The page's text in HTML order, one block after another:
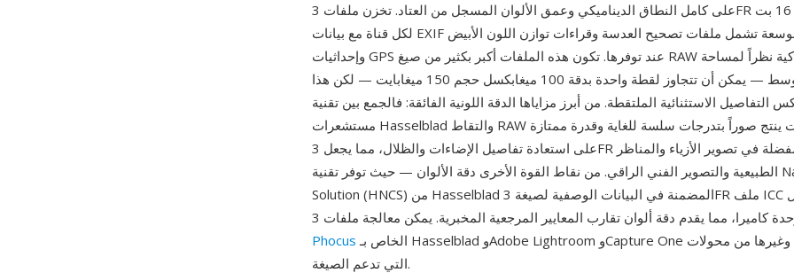
على كامل النطاق الديناميكي وعمق الألوان المسجل من العتاد. تخزن ملفات 3FR بيانات بعمق 16 بت
لكل قناة مع بيانات EXIF وصفية موسعة تشمل ملفات تصحيح العدسة وقراءات توازن اللون الأبيض
وإحداثيات GPS عند توفرها. تكون هذه الملفات أكبر بكثير من صيغ RAW الاستهلاكية نظراً لمساحة
المستشعر المتوسط — يمكن أن تتجاوز لقطة واحدة بدقة 100 ميغابكسل حجم 150 ميغابايت — لكن هذا
التفاصيل الاستثنائية الملتقطة. من أبرز مزاياها الدقة اللونية الفائقة: فالجمع بين تقنية
مستشعرات Hasselblad والتقاط RAW بعمق 16 بت ينتج صوراً بتدرجات سلسة للغاية وقدرة ممتازة
على استعادة تفاصيل الإضاءات والظلال، مما يجعل 3FR الصيغة المفضلة في تصوير الأزياء والمناظر
الطبيعية والتصوير الفني الراقي. من نقاط القوة الأخرى دقة الألوان — حيث توفر تقنية Natural Color
Solution (HNCS) من Hasselblad المضمنة في البيانات الوصفية لصيغة 3FR ملف ICC مخصصاً لكل
Phocus الخاص بـ Hasselblad وAdobe Lightroom وCapture One وغيرها من محولات RAW الرئيسية
التي تدعم الصيغة.